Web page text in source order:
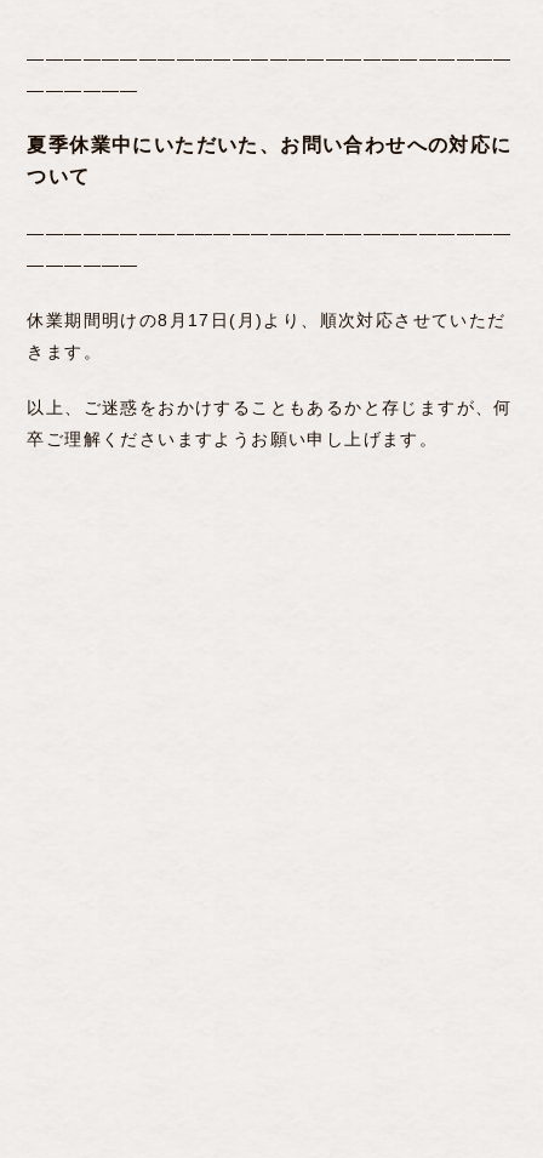
――――――――――――――――――――――――――
――――――
夏季休業中にいただいた、お問い合わせへの対応に
ついて
――――――――――――――――――――――――――
――――――
休業期間明けの8月17日(月)より、順次対応させていただ
きます。
以上、ご迷惑をおかけすることもあるかと存じますが、何
卒ご理解くださいますようお願い申し上げます。